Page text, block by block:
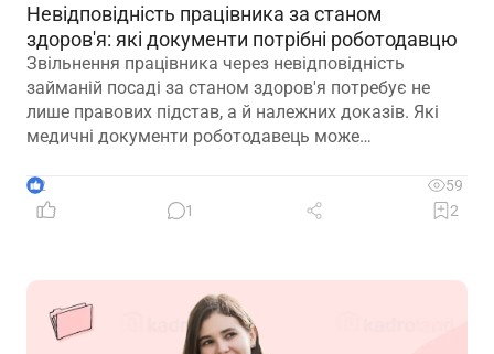
Невідповідність працівника за станом
здоров'я: які документи потрібні роботодавцю
Звільнення працівника через невідповідність
займаній посаді за станом здоров'я потребує не
лише правових підстав, а й належних доказів. Які
медичні документи роботодавець може
обставини – розповідаємо далі
2
59
1
2